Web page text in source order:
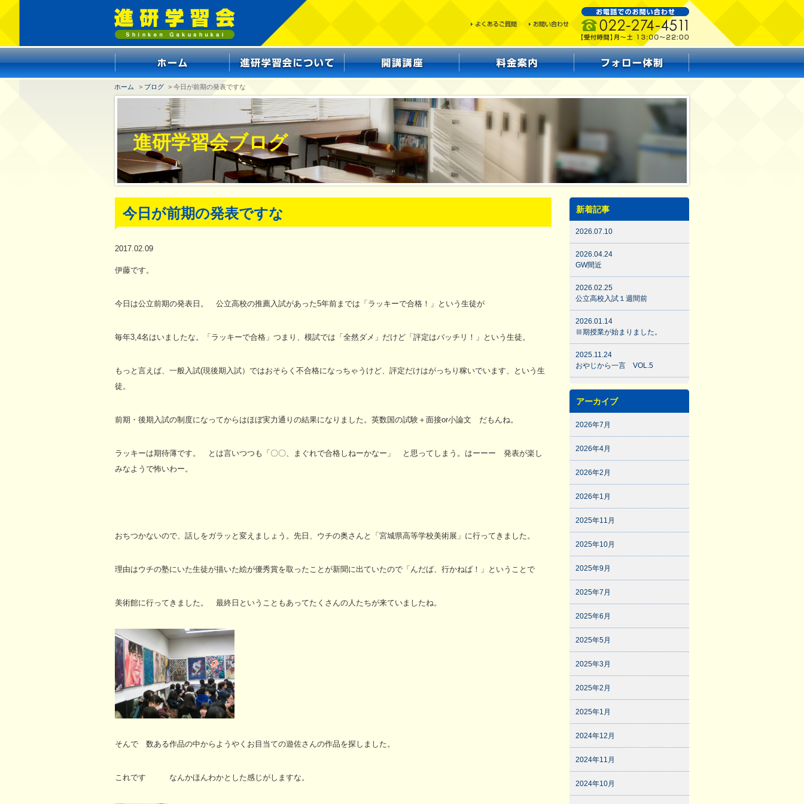
ホーム > ブログ > 今日が前期の発表ですな
進研学習会ブログ
今日が前期の発表ですな
2017.02.09
伊藤です。
今日は公立前期の発表日。 公立高校の推薦入試があった5年前までは「ラッキーで合格！」という生徒が
毎年3,4名はいましたな。「ラッキーで合格」つまり、模試では「全然ダメ」だけど「評定はバッチリ！」という生徒。
もっと言えば、一般入試(現後期入試）ではおそらく不合格になっちゃうけど、評定だけはがっちり稼いでいます、という生
徒。
前期・後期入試の制度になってからはほぼ実力通りの結果になりました。英数国の試験＋面接or小論文 だもんね。
ラッキーは期待薄です。 とは言いつつも「〇〇、まぐれで合格しねーかなー」 と思ってしまう。はーーー 発表が楽し
みなようで怖いわー。
おちつかないので、話しをガラッと変えましょう。先日、ウチの奥さんと「宮城県高等学校美術展」に行ってきました。
理由はウチの塾にいた生徒が描いた絵が優秀賞を取ったことが新聞に出ていたので「んだば、行かねば！」ということで
美術館に行ってきました。 最終日ということもあってたくさんの人たちが来ていましたね。
そんで 数ある作品の中からようやくお目当ての遊佐さんの作品を探しました。
これです なんかほんわかとした感じがしますな。
新着記事
2026.07.10
2026.04.24
GW間近
2026.02.25
公立高校入試１週間前
2026.01.14
Ⅲ期授業が始まりました。
2025.11.24
おやじから一言 VOL.5
アーカイブ
2026年7月
2026年4月
2026年2月
2026年1月
2025年11月
2025年10月
2025年9月
2025年7月
2025年6月
2025年5月
2025年3月
2025年2月
2025年1月
2024年12月
2024年11月
2024年10月